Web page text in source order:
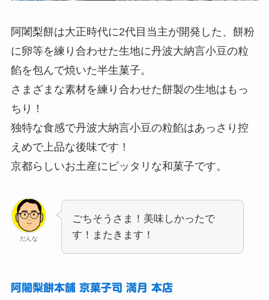
阿闍梨餅は大正時代に2代目当主が開発した、餅粉
に卵等を練り合わせた生地に丹波大納言小豆の粒
餡を包んで焼いた半生菓子。
さまざまな素材を練り合わせた餅製の生地はもっ
ちり！
独特な食感で丹波大納言小豆の粒餡はあっさり控
えめで上品な後味です！
京都らしいお土産にピッタリな和菓子です。
だんな
ごちそうさま！美味しかったで
す！またきます！
阿闍梨餅本舗 京菓子司 満月 本店